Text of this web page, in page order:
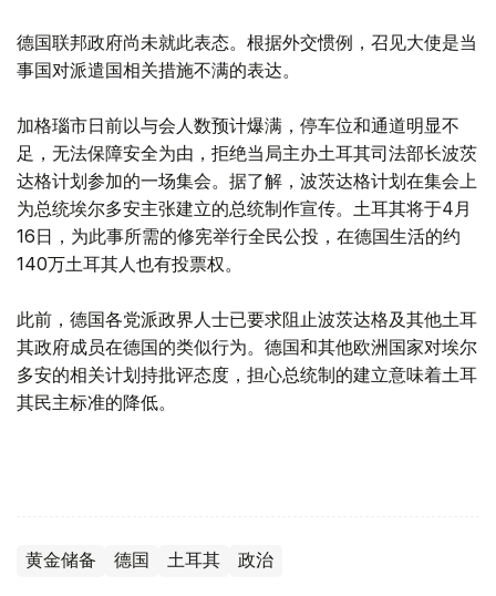
德国联邦政府尚未就此表态。根据外交惯例，召见大使是当
事国对派遣国相关措施不满的表达。
加格瑙市日前以与会人数预计爆满，停车位和通道明显不
足，无法保障安全为由，拒绝当局主办土耳其司法部长波茨
达格计划参加的一场集会。据了解，波茨达格计划在集会上
为总统埃尔多安主张建立的总统制作宣传。土耳其将于4月
16日，为此事所需的修宪举行全民公投，在德国生活的约
140万土耳其人也有投票权。
此前，德国各党派政界人士已要求阻止波茨达格及其他土耳
其政府成员在德国的类似行为。德国和其他欧洲国家对埃尔
多安的相关计划持批评态度，担心总统制的建立意味着土耳
其民主标准的降低。
黄金储备 德国 土耳其 政治